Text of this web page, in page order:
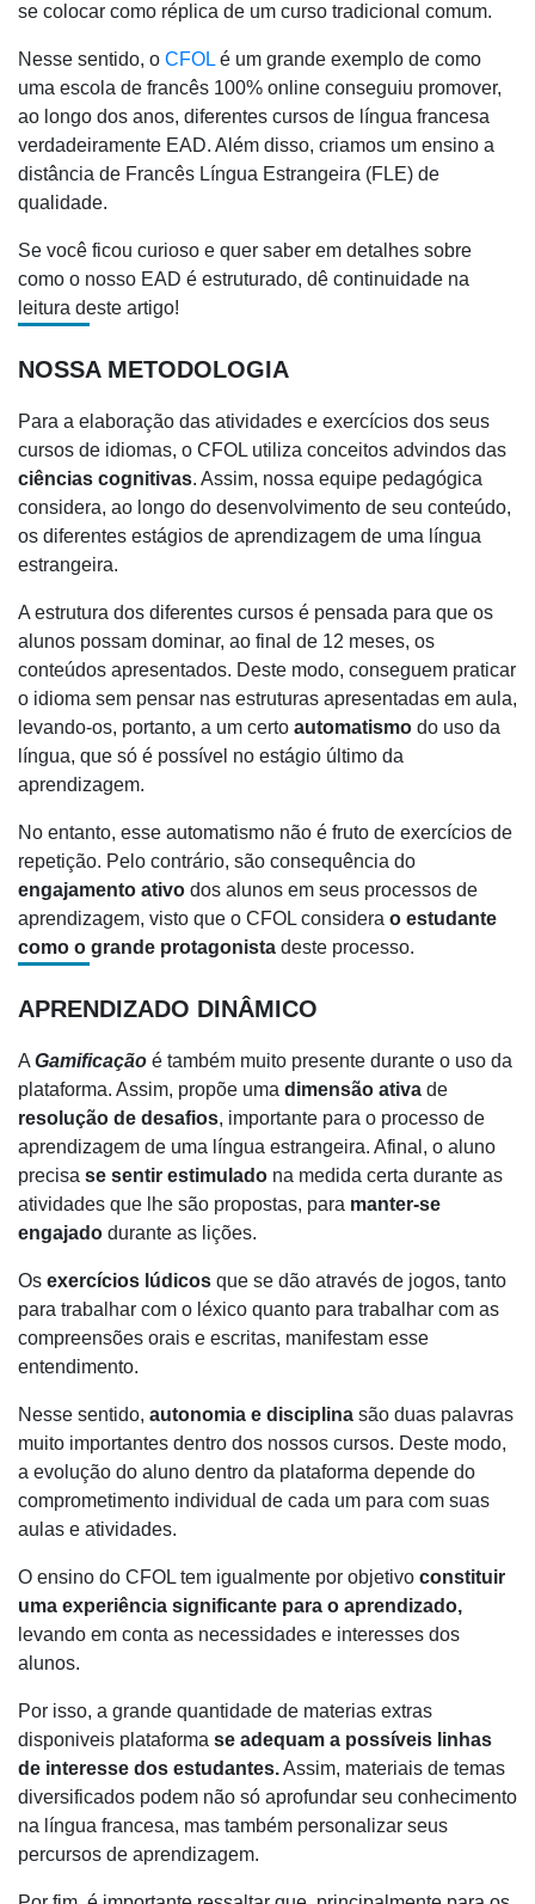
se colocar como réplica de um curso tradicional comum.
Nesse sentido, o CFOL é um grande exemplo de como
uma escola de francês 100% online conseguiu promover,
ao longo dos anos, diferentes cursos de língua francesa
verdadeiramente EAD. Além disso, criamos um ensino a
distância de Francês Língua Estrangeira (FLE) de
qualidade.
Se você ficou curioso e quer saber em detalhes sobre
como o nosso EAD é estruturado, dê continuidade na
leitura deste artigo!
NOSSA METODOLOGIA
Para a elaboração das atividades e exercícios dos seus
cursos de idiomas, o CFOL utiliza conceitos advindos das
ciências cognitivas. Assim, nossa equipe pedagógica
considera, ao longo do desenvolvimento de seu conteúdo,
os diferentes estágios de aprendizagem de uma língua
estrangeira.
A estrutura dos diferentes cursos é pensada para que os
alunos possam dominar, ao final de 12 meses, os
conteúdos apresentados. Deste modo, conseguem praticar
o idioma sem pensar nas estruturas apresentadas em aula,
levando-os, portanto, a um certo automatismo do uso da
língua, que só é possível no estágio último da
aprendizagem.
No entanto, esse automatismo não é fruto de exercícios de
repetição. Pelo contrário, são consequência do
engajamento ativo dos alunos em seus processos de
aprendizagem, visto que o CFOL considera o estudante
como o grande protagonista deste processo.
APRENDIZADO DINÂMICO
A Gamificação é também muito presente durante o uso da
plataforma. Assim, propõe uma dimensão ativa de
resolução de desafios, importante para o processo de
aprendizagem de uma língua estrangeira. Afinal, o aluno
precisa se sentir estimulado na medida certa durante as
atividades que lhe são propostas, para manter-se
engajado durante as lições.
Os exercícios lúdicos que se dão através de jogos, tanto
para trabalhar com o léxico quanto para trabalhar com as
compreensões orais e escritas, manifestam esse
entendimento.
Nesse sentido, autonomia e disciplina são duas palavras
muito importantes dentro dos nossos cursos. Deste modo,
a evolução do aluno dentro da plataforma depende do
comprometimento individual de cada um para com suas
aulas e atividades.
O ensino do CFOL tem igualmente por objetivo constituir
uma experiência significante para o aprendizado,
levando em conta as necessidades e interesses dos
alunos.
Por isso, a grande quantidade de materias extras
disponiveis plataforma se adequam a possíveis linhas
de interesse dos estudantes.Assim, materiais de temas
diversificados podem não só aprofundar seu conhecimento
na língua francesa, mas também personalizar seus
percursos de aprendizagem.